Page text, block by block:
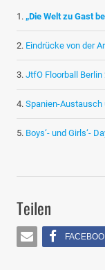
„Die Welt zu Gast
Eindrücke von der
JtfO Floorball Berlin
Spanien-Austausch
Boys‘- und Girls‘-
Teilen